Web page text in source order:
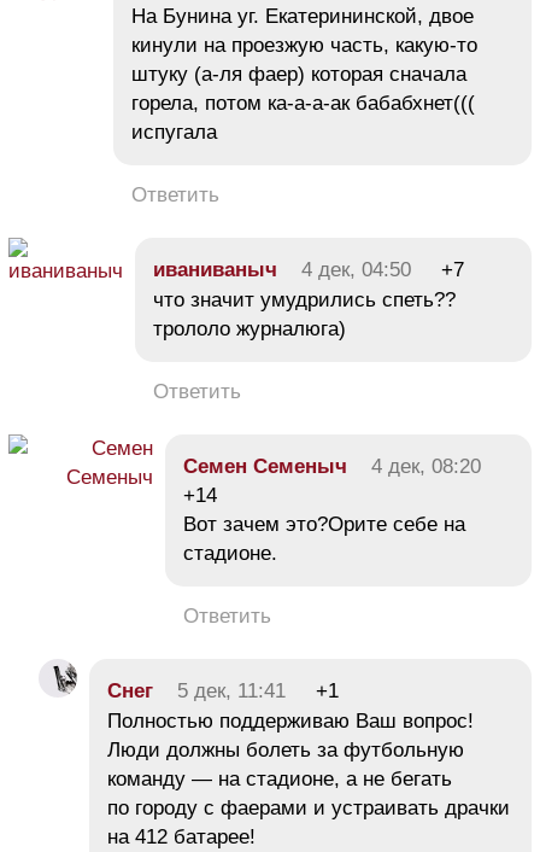
На Бунина уг. Екатерининской, двое
кинули на проезжую часть, какую-то
штуку (а-ля фаер) которая сначала
горела, потом ка-а-а-ак бабабхнет(((
испугала
Ответить
иваниваныч 4 дек, 04:50
+7
что значит умудрились спеть??
трололо журналюга)
Ответить
Семен Семеныч
4 дек, 08:20
+14
Вот зачем это?Орите себе на
стадионе.
Ответить
Снег 5 дек, 11:41
+1
Полностью поддерживаю Ваш вопрос!
Люди должны болеть за футбольную
команду — на стадионе, а не бегать
по городу с фаерами и устраивать драчки
на 412 батарее!